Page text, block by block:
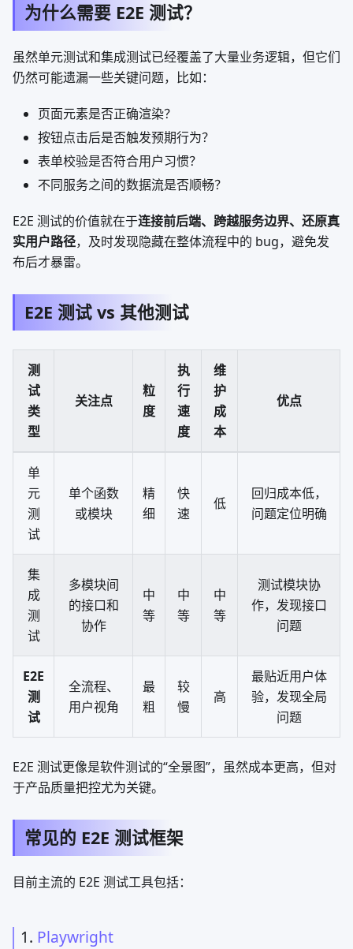
为什么需要 E2E 测试？
虽然单元测试和集成测试已经覆盖了大量业务逻辑，但它们
仍然可能遗漏一些关键问题，比如：
页面元素是否正确渲染？
按钮点击后是否触发预期行为？
表单校验是否符合用户习惯？
不同服务之间的数据流是否顺畅？
E2E 测试的价值就在于连接前后端、跨越服务边界、还原真
实用户路径，及时发现隐藏在整体流程中的 bug，避免发
布后才暴雷。
E2E 测试 vs 其他测试
测
试
类
型
关注点
粒
度
执
行
速
度
维
护
成
本
优点
单
元
测
试
单个函数
或模块
精
细
快
速
低
回归成本低，
问题定位明确
集
成
测
试
多模块间
的接口和
协作
中
等
中
等
中
等
测试模块协
作，发现接口
问题
E2E
测
试
全流程、
用户视角
最
粗
较
慢
高
最贴近用户体
验，发现全局
问题
E2E 测试更像是软件测试的“全景图”，虽然成本更高，但对
于产品质量把控尤为关键。
常见的 E2E 测试框架
目前主流的 E2E 测试工具包括：
1. Playwright